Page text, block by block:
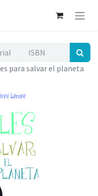
para salvar el planeta